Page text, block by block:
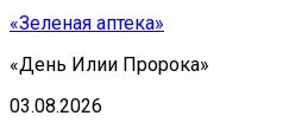
«Зеленая аптека»
«День Илии Пророка»
03.08.2026